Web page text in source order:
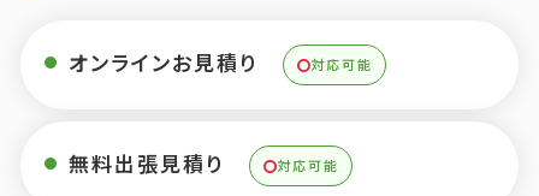
オンラインお見積り 対応可能
無料出張見積り 対応可能